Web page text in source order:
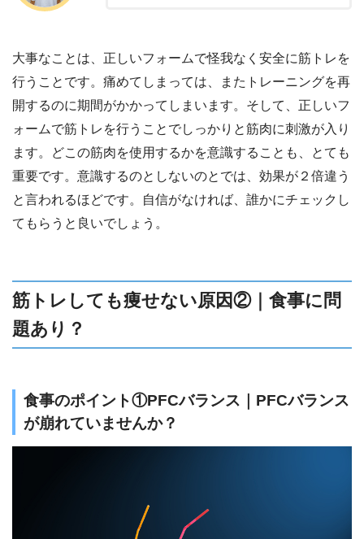
大事なことは、正しいフォームで怪我なく安全に筋トレを
行うことです。痛めてしまっては、またトレーニングを再
開するのに期間がかかってしまいます。そして、正しいフ
ォームで筋トレを行うことでしっかりと筋肉に刺激が入り
ます。どこの筋肉を使用するかを意識することも、とても
重要です。意識するのとしないのとでは、効果が２倍違う
と言われるほどです。自信がなければ、誰かにチェックし
てもらうと良いでしょう。
筋トレしても痩せない原因②｜食事に問
題あり？
食事のポイント①PFCバランス｜PFCバランス
が崩れていませんか？